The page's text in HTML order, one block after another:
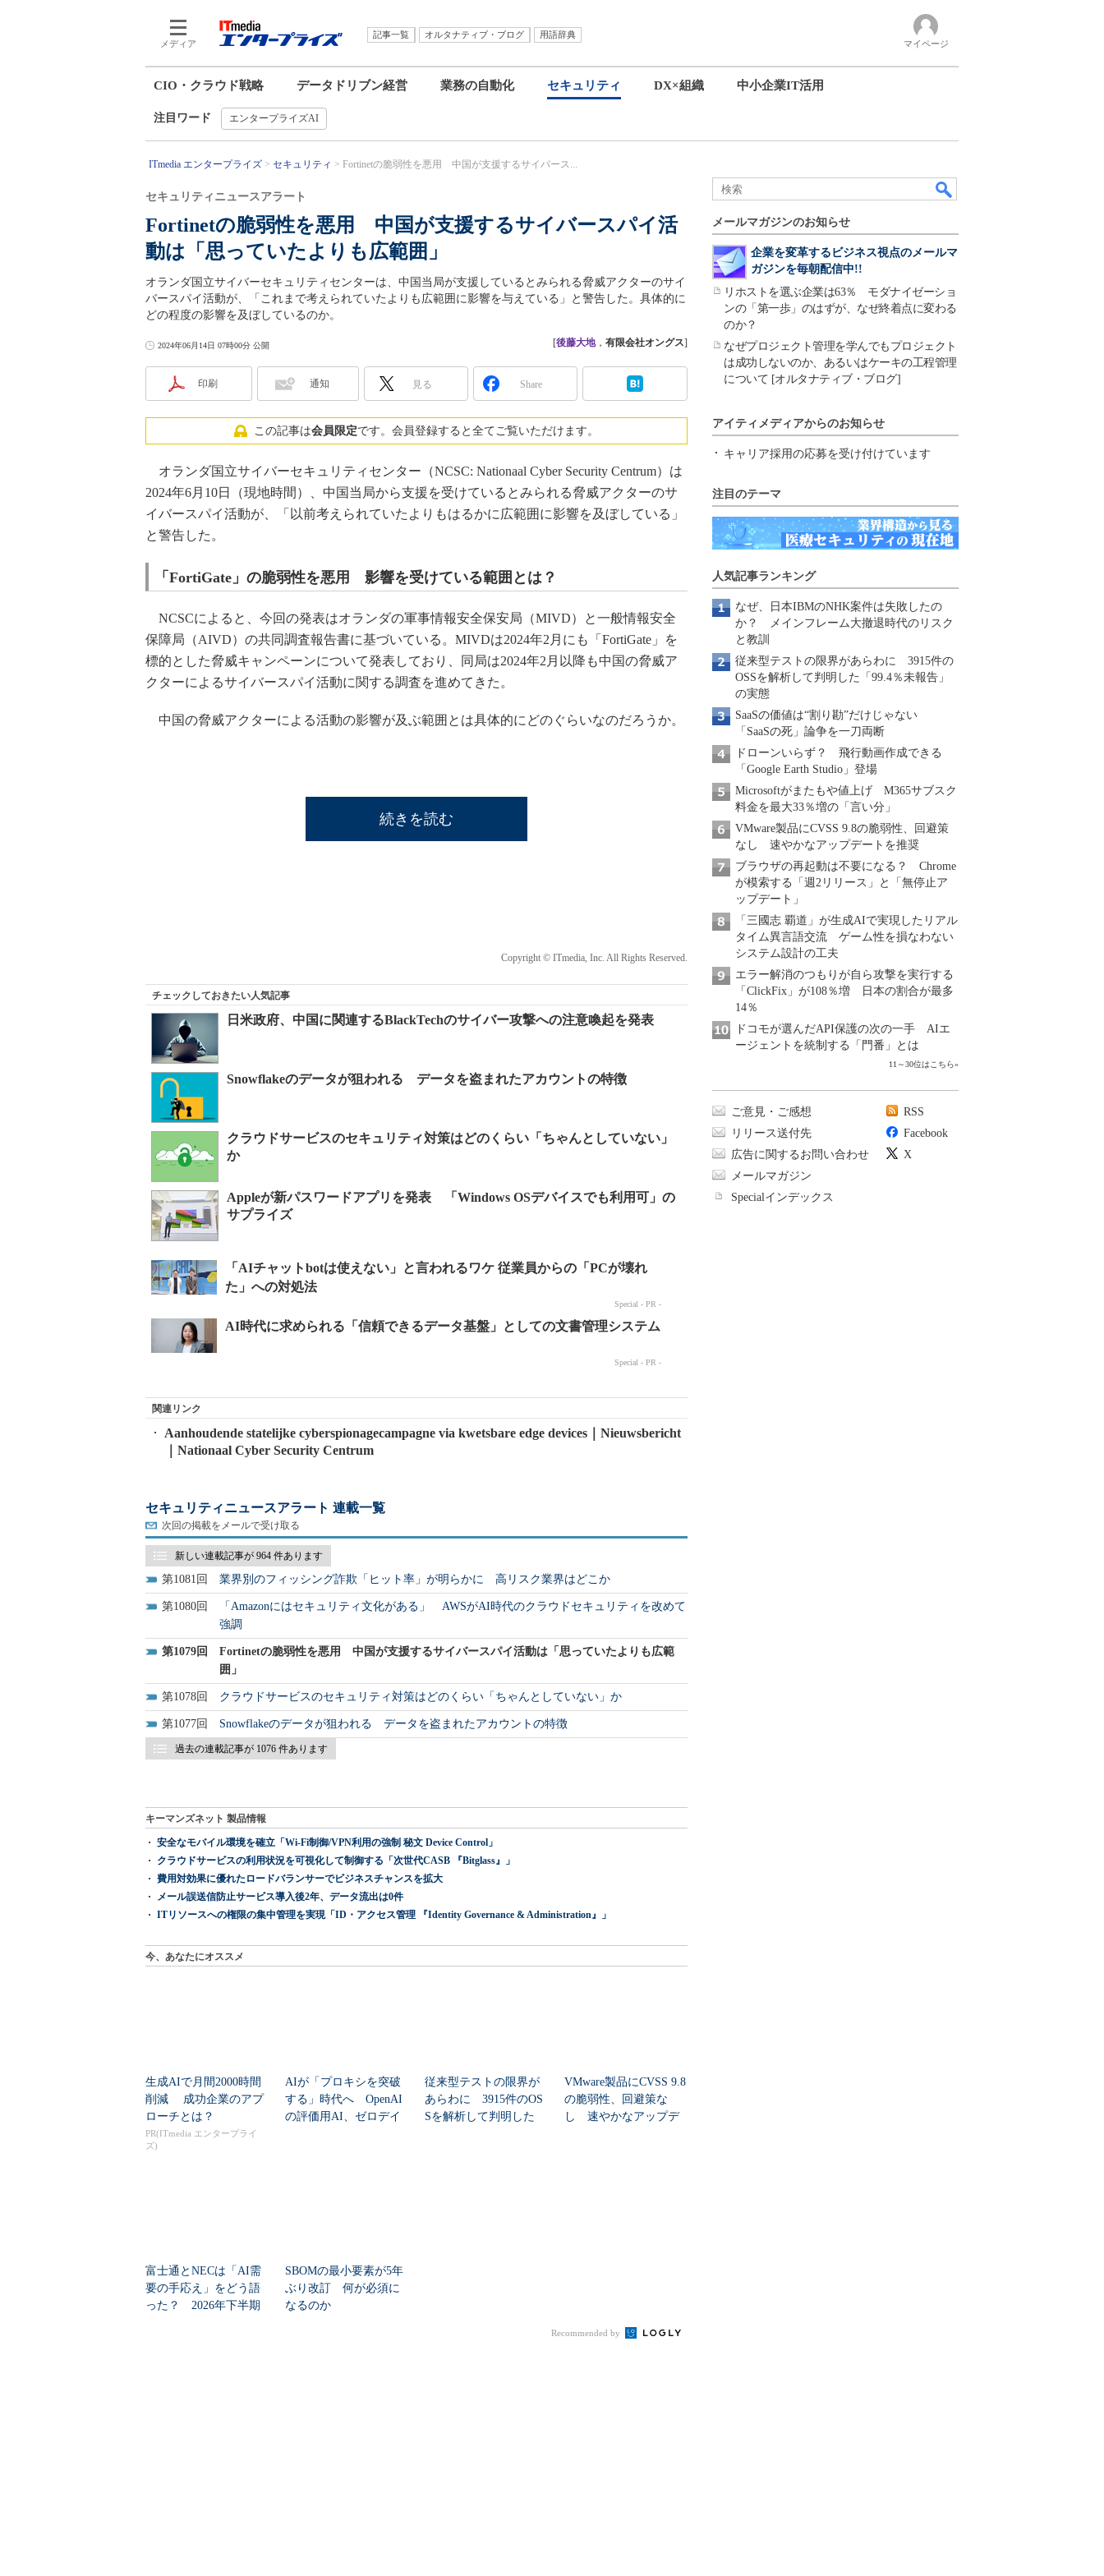
メディア
記事一覧 オルタナティブ・ブログ
用語辞典
マイページ
CIO・クラウド戦略 データドリブン経営 業務の自動化 セキュリティ DX×組織 中小企業IT活用
注目ワード エンタープライズAI
ITmedia エンタープライズ セキュリティ Fortinetの脆弱性を悪用 中国が支援するサイバース...
Fortinetの脆弱性を悪用 中国が支援するサイバースパイ活
動は「思っていたよりも広範囲」
セキュリティニュースアラート
オランダ国立サイバーセキュリティセンターは、中国当局が支援しているとみられる脅威アクターのサイ
バースパイ活動が、「これまで考えられていたよりも広範囲に影響を与えている」と警告した。具体的に
どの程度の影響を及ぼしているのか。
2024年06月14日 07時00分 公開 [後藤大地， 有限会社オングス]
印刷 通知 見る Share
この記事は会員限定です。会員登録すると全てご覧いただけます。
オランダ国立サイバーセキュリティセンター（NCSC: Nationaal Cyber Security Centrum）は
2024年6月10日（現地時間）、中国当局から支援を受けているとみられる脅威アクターのサ
イバースパイ活動が、「以前考えられていたよりもはるかに広範囲に影響を及ぼしている」
と警告した。
「FortiGate」の脆弱性を悪用 影響を受けている範囲とは？
NCSCによると、今回の発表はオランダの軍事情報安全保安局（MIVD）と一般情報安全
保障局（AIVD）の共同調査報告書に基づいている。MIVDは2024年2月にも「FortiGate」を
標的とした脅威キャンペーンについて発表しており、同局は2024年2月以降も中国の脅威ア
クターによるサイバースパイ活動に関する調査を進めてきた。
中国の脅威アクターによる活動の影響が及ぶ範囲とは具体的にどのぐらいなのだろうか。
続きを読む
Copyright © ITmedia, Inc. All Rights Reserved.
チェックしておきたい人気記事
日米政府、中国に関連するBlackTechのサイバー攻撃への注意喚起を発表
Snowflakeのデータが狙われる データを盗まれたアカウントの特徴
クラウドサービスのセキュリティ対策はどのくらい「ちゃんとしていない」
か
Appleが新パスワードアプリを発表 「Windows OSデバイスでも利用可」の
サプライズ
関連リンク
Aanhoudende statelijke cyberspionagecampagne via kwetsbare edge devices｜Nieuwsbericht
｜Nationaal Cyber Security Centrum
セキュリティニュースアラート 連載一覧
次回の掲載をメールで受け取る
新しい連載記事が 964 件あります
1081 業界別のフィッシング詐欺「ヒット率」が明らかに 高リスク業界はどこか
1080
「Amazonにはセキュリティ文化がある」 AWSがAI時代のクラウドセキュリティを改めて
強調
1079
Fortinetの脆弱性を悪用 中国が支援するサイバースパイ活動は「思っていたよりも広範
囲」
1078 クラウドサービスのセキュリティ対策はどのくらい「ちゃんとしていない」か
1077 Snowflakeのデータが狙われる データを盗まれたアカウントの特徴
過去の連載記事が 1076 件あります
キーマンズネット 製品情報
安全なモバイル環境を確立「Wi-Fi制御/VPN利用の強制 秘文 Device Control」
クラウドサービスの利用状況を可視化して制御する「次世代CASB 『Bitglass』」
費用対効果に優れたロードバランサーでビジネスチャンスを拡大
メール誤送信防止サービス導入後2年、データ流出は0件
ITリソースへの権限の集中管理を実現「ID・アクセス管理 『Identity Governance & Administration』」
今、あなたにオススメ
生成AIで月間2000時間
削減 成功企業のアプ
ローチとは？
PR(ITmedia エンタープライ
ズ)
AIが「プロキシを突破
する」時代へ OpenAI
の評価用AI、ゼロデイ
従来型テストの限界が
あらわに 3915件のOS
Sを解析して判明した
VMware製品にCVSS 9.8
の脆弱性、回避策な
し 速やかなアップデ
富士通とNECは「AI需
要の手応え」をどう語
った？ 2026年下半期
SBOMの最小要素が5年
ぶり改訂 何が必須に
なるのか
Recommended by
メールマガジンのお知らせ
企業を変革するビジネス視点のメールマ
ガジンを毎朝配信中!!
リホストを選ぶ企業は63％ モダナイゼーショ
ンの「第一歩」のはずが、なぜ終着点に変わる
のか？
なぜプロジェクト管理を学んでもプロジェクト
は成功しないのか、あるいはケーキの工程管理
について [オルタナティブ・ブログ]
アイティメディアからのお知らせ
キャリア採用の応募を受け付けています
注目のテーマ
人気記事ランキング
なぜ、日本IBMのNHK案件は失敗したの
か？ メインフレーム大撤退時代のリスク
と教訓
従来型テストの限界があらわに 3915件の
OSSを解析して判明した「99.4％未報告」
の実態
SaaSの価値は“割り勘”だけじゃない
「SaaSの死」論争を一刀両断
ドローンいらず？ 飛行動画作成できる
「Google Earth Studio」登場
Microsoftがまたもや値上げ M365サブスク
料金を最大33％増の「言い分」
VMware製品にCVSS 9.8の脆弱性、回避策
なし 速やかなアップデートを推奨
ブラウザの再起動は不要になる？ Chrome
が模索する「週2リリース」と「無停止ア
ップデート」
「三國志 覇道」が生成AIで実現したリアル
タイム異言語交流 ゲーム性を損なわない
システム設計の工夫
エラー解消のつもりが自ら攻撃を実行する
「ClickFix」が108％増 日本の割合が最多
14％
ドコモが選んだAPI保護の次の一手 AIエ
ージェントを統制する「門番」とは
11～30位はこちら»
ご意見・ご感想
リリース送付先
広告に関するお問い合わせ
メールマガジン
Specialインデックス
RSS
Facebook
X